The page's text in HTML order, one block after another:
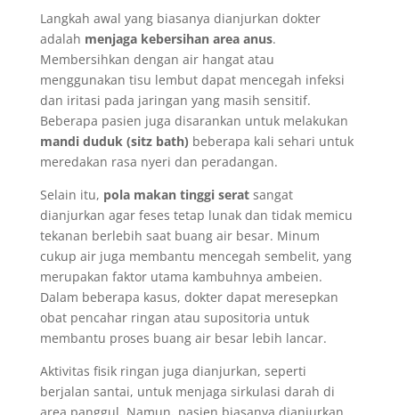
Langkah awal yang biasanya dianjurkan dokter
adalah menjaga kebersihan area anus.
Membersihkan dengan air hangat atau
menggunakan tisu lembut dapat mencegah infeksi
dan iritasi pada jaringan yang masih sensitif.
Beberapa pasien juga disarankan untuk melakukan
mandi duduk (sitz bath) beberapa kali sehari untuk
meredakan rasa nyeri dan peradangan.
Selain itu, pola makan tinggi seratsangat
dianjurkan agar feses tetap lunak dan tidak memicu
tekanan berlebih saat buang air besar. Minum
cukup air juga membantu mencegah sembelit, yang
merupakan faktor utama kambuhnya ambeien.
Dalam beberapa kasus, dokter dapat meresepkan
obat pencahar ringan atau supositoria untuk
membantu proses buang air besar lebih lancar.
Aktivitas fisik ringan juga dianjurkan, seperti
berjalan santai, untuk menjaga sirkulasi darah di